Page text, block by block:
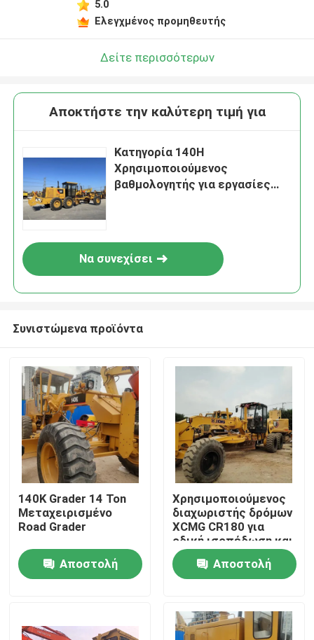
Σπίτι
Βίντεο
5.0
Ελεγχμένος προμηθευτής
Δείτε περισσότερων
Αποκτήστε την καλύτερη τιμή για
Κατηγορία 140H
Χρησιμοποιούμενος
βαθμολογητής για εργασίες
Να συνεχίσει
Συνιστώμενα προϊόντα
140K Grader 14 Ton
Μεταχειρισμένο
Road Grader
Αποστολή
Χρησιμοποιούμενος
διαχωριστής δρόμων
XCMG CR180 για
οδική ισοπέδωση και
κατασκευή
Αποστολή